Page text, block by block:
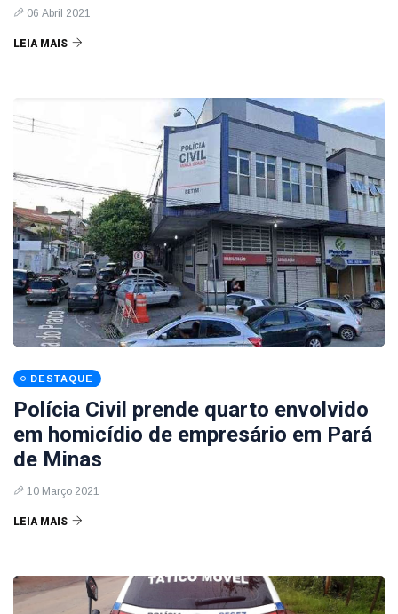
06 Abril 2021
LEIA MAIS
DESTAQUE
Polícia Civil prende quarto envolvido
em homicídio de empresário em Pará
de Minas
10 Março 2021
LEIA MAIS